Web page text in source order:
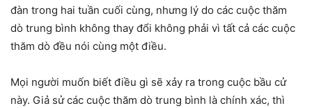
đàn trong hai tuần cuối cùng, nhưng lý do các cuộc thăm
dò trung bình không thay đổi không phải vì tất cả các cuộc
thăm dò đều nói cùng một điều.
Mọi người muốn biết điều gì sẽ xảy ra trong cuộc bầu cử
này. Giả sử các cuộc thăm dò trung bình là chính xác, thì